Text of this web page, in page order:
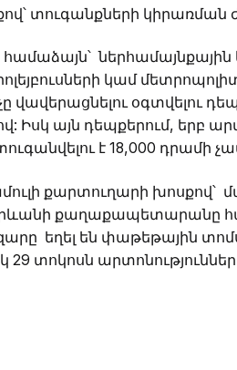
տուգանքների կիրառման
կամ
վավերացնելու օգտվելու
Իսկ այն դեպքերում, երբ
է 18,000 դրամի
քարտուղարի խոսքով՝
քաղաքապետարանը
եղել են փաթեթային
29 տոկոսն արտոնություններ